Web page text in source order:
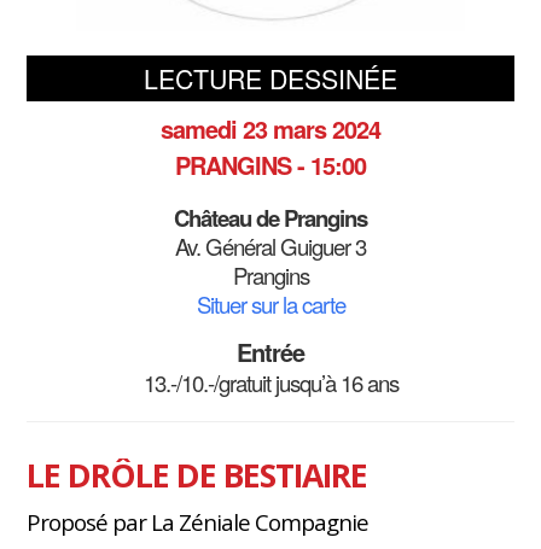
LECTURE DESSINÉE
samedi 23 mars 2024
PRANGINS - 15:00
Château de Prangins
Av. Général Guiguer 3
Prangins
Situer sur la carte
Entrée
13.-/10.-/gratuit jusqu’à 16 ans
LE DRÔLE DE BESTIAIRE
Proposé par La Zéniale Compagnie